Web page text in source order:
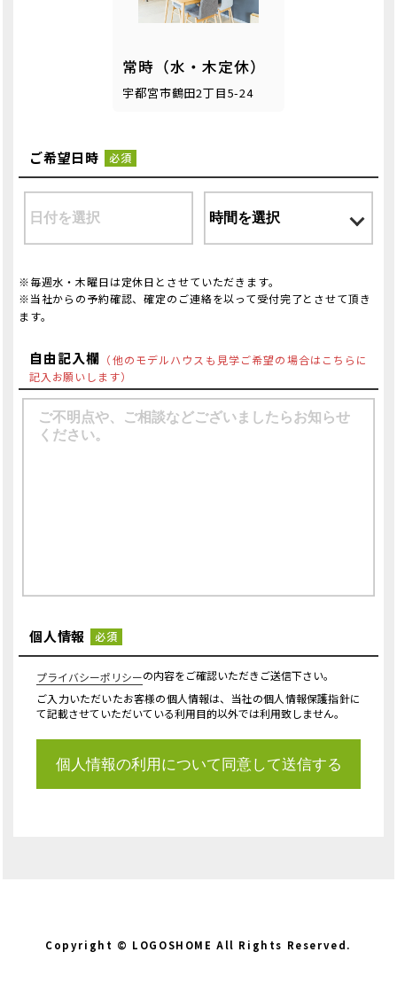
常時（水・木定休）
宇都宮市鶴田2丁目5-24
ご希望日時 必須
※毎週水・木曜日は定休日とさせていただきます。
※当社からの予約確認、確定のご連絡を以って受付完了とさせて頂き
ます。
自由記入欄 （他のモデルハウスも見学ご希望の場合はこちらに
記入お願いします）
個人情報 必須
プライバシーポリシーの内容をご確認いただきご送信下さい。
ご入力いただいたお客様の個人情報は、当社の個人情報保護指針に
て記載させていただいている利用目的以外では利用致しません。
Copyright © LOGOSHOME All Rights Reserved.